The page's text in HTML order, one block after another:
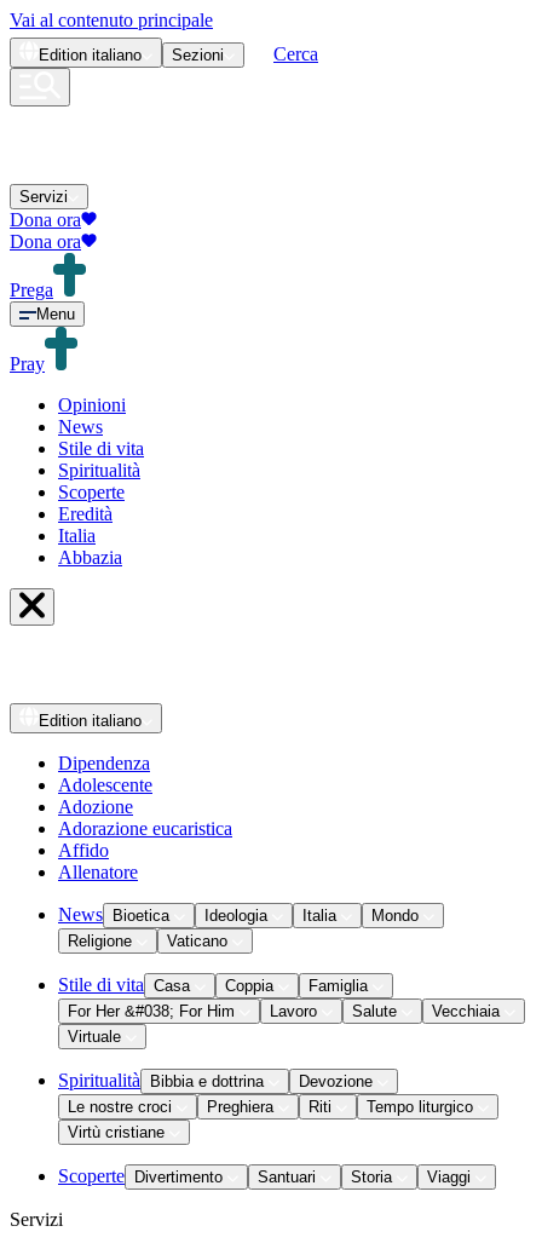
Vai al contenuto principale
Edition italiano Sezioni Cerca
Servizi
Dona ora
Dona ora
Prega
Menu
Pray
Opinioni
News
Stile di vita
Spiritualità
Scoperte
Eredità
Italia
Abbazia
Edition italiano
Dipendenza
Adolescente
Adozione
Adorazione eucaristica
Affido
Allenatore
News Bioetica Ideologia Italia
Mondo
Religione
Vaticano
Stile di vita Casa Coppia
Famiglia
For Her &#038; For Him
Lavoro Salute
Vecchiaia
Virtuale
Spiritualità Bibbia e dottrina
Devozione
Le nostre croci
Preghiera Riti
Tempo liturgico
Virtù cristiane
Scoperte Divertimento Santuari Storia Viaggi
Servizi